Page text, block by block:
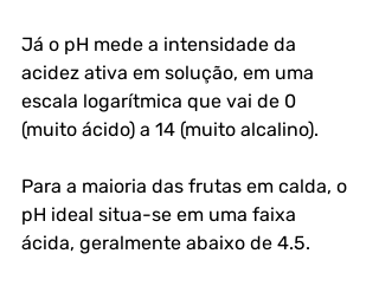
Já o pH mede a intensidade da
acidez ativa em solução, em uma
escala logarítmica que vai de 0
(muito ácido) a 14 (muito alcalino).
Para a maioria das frutas em calda, o
pH ideal situa-se em uma faixa
ácida, geralmente abaixo de 4.5.